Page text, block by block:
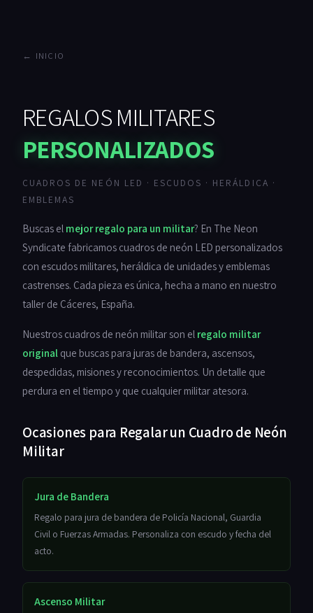
← INICIO
REGALOS MILITARES
PERSONALIZADOS
CUADROS DE NEÓN LED · ESCUDOS · HERÁLDICA ·
EMBLEMAS
Buscas el mejor regalo para un militar? En The Neon
Syndicate fabricamos cuadros de neón LED personalizados
con escudos militares, heráldica de unidades y emblemas
castrenses. Cada pieza es única, hecha a mano en nuestro
taller de Cáceres, España.
Nuestros cuadros de neón militar son el regalo militar
original que buscas para juras de bandera, ascensos,
despedidas, misiones y reconocimientos. Un detalle que
perdura en el tiempo y que cualquier militar atesora.
Ocasiones para Regalar un Cuadro de Neón
Militar
Jura de Bandera
Regalo para jura de bandera de Policía Nacional, Guardia
Civil o Fuerzas Armadas. Personaliza con escudo y fecha del
acto.
Ascenso Militar